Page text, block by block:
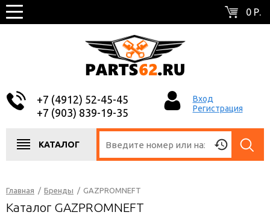
0 Р.
+7 (4912) 52-45-45
+7 (903) 839-19-35
Вход
Регистрация
КАТАЛОГ
Главная / Бренды / GAZPROMNEFT
Каталог GAZPROMNEFT